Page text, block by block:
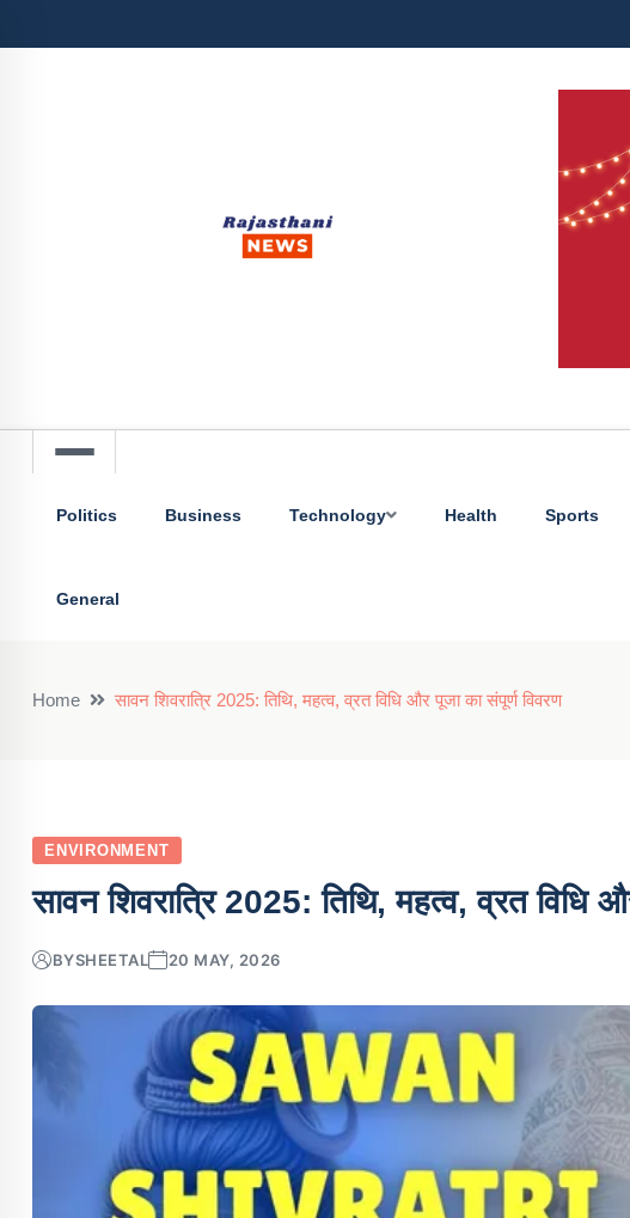
Politics Business Technology Health Sports
General
Home सावन शिवरात्रि 2025: तिथि, महत्व, व्रत विधि और पूजा का संपूर्ण विवरण
ENVIRONMENT
सावन शिवरात्रि 2025: तिथि, महत्व, व्रत विधि
BYSHEETAL 20 MAY, 2026